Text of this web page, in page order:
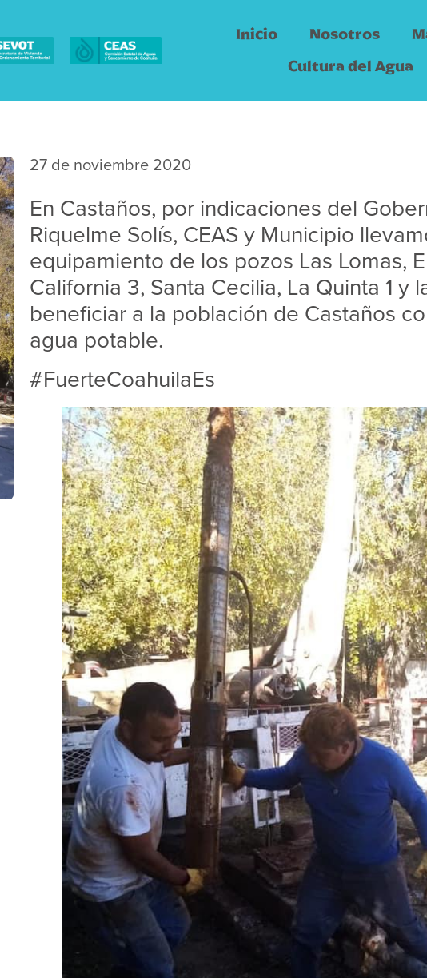
Inicio Nosotros
Cultura del Agua
27 de noviembre 2020
En Castaños, por indicaciones del
Riquelme Solís, CEAS y Municipio
equipamiento de los pozos Las Lomas,
California 3, Santa Cecilia, La Quinta 1 y
beneficiar a la población de Castaños
agua potable.
#FuerteCoahuilaEs